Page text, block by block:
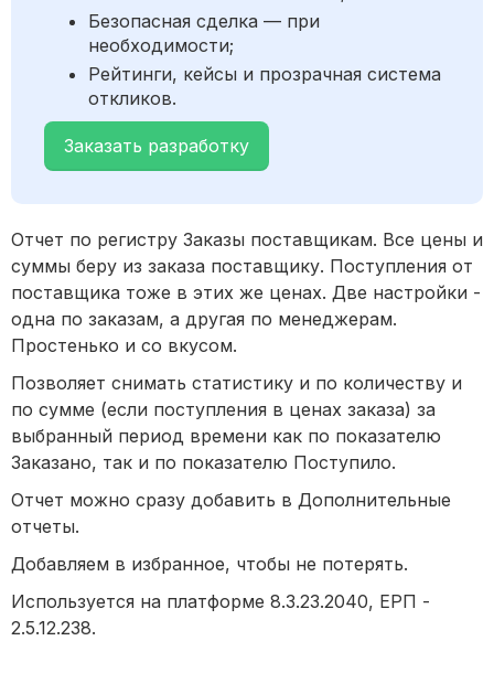
Безопасная сделка — при
необходимости;
Рейтинги, кейсы и прозрачная система
откликов.
Заказать разработку
Отчет по регистру Заказы поставщикам. Все цены и
суммы беру из заказа поставщику. Поступления от
поставщика тоже в этих же ценах. Две настройки -
одна по заказам, а другая по менеджерам.
Простенько и со вкусом.
Позволяет снимать статистику и по количеству и
по сумме (если поступления в ценах заказа) за
выбранный период времени как по показателю
Заказано, так и по показателю Поступило.
Отчет можно сразу добавить в Дополнительные
отчеты.
Добавляем в избранное, чтобы не потерять.
Используется на платформе 8.3.23.2040, ЕРП -
2.5.12.238.